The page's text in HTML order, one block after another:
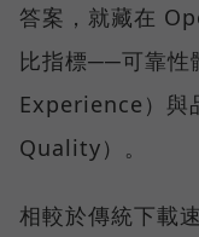
答案，就藏在
比指標──可靠
Experience）與
Quality）。
相較於傳統下載